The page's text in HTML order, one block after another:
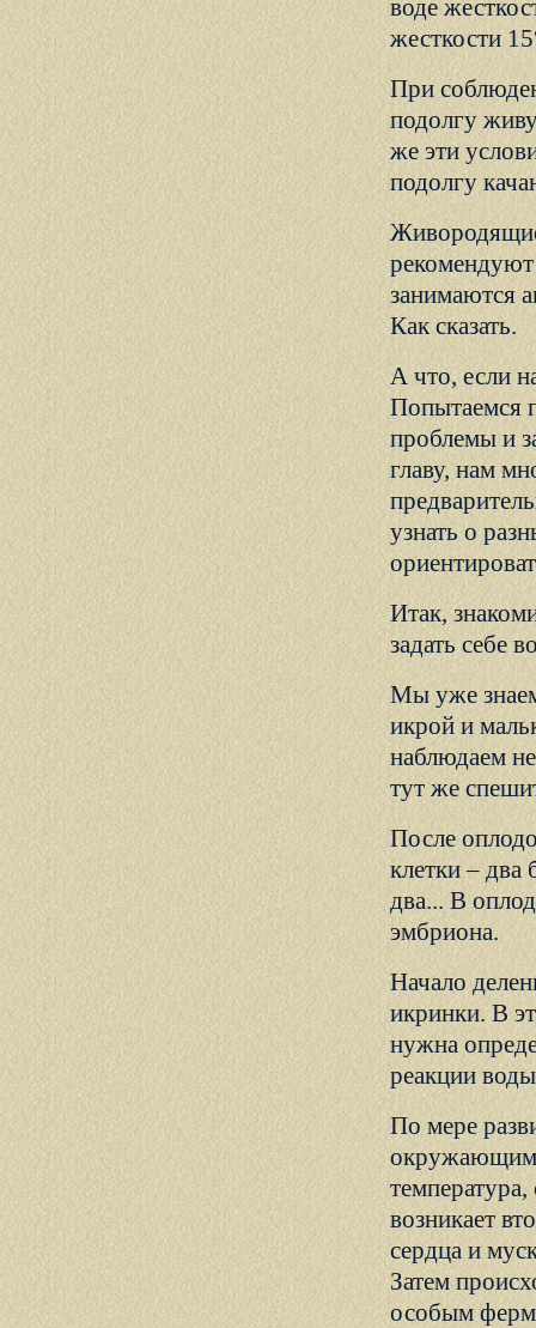
воде
жесткости
При
подолгу
же эти
подолгу
занимаются
Как сказать.
А что, если
Попытаемся
проблемы и
главу, нам
узнать о
Итак,
задать себе
Мы уже
икрой и
наблюдаем
тут же
После
клетки – два
два... В
эмбриона.
Начало
икринки. В
нужна
реакции
По мере
окружающим
возникает
сердца и
Затем
особым